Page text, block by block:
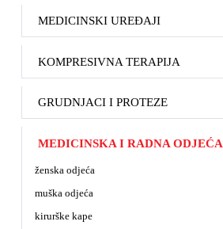
MEDICINSKI UREĐAJI
KOMPRESIVNA TERAPIJA
GRUDNJACI I PROTEZE
MEDICINSKA I RADNA ODJEĆA
ženska odjeća
muška odjeća
kirurške kape